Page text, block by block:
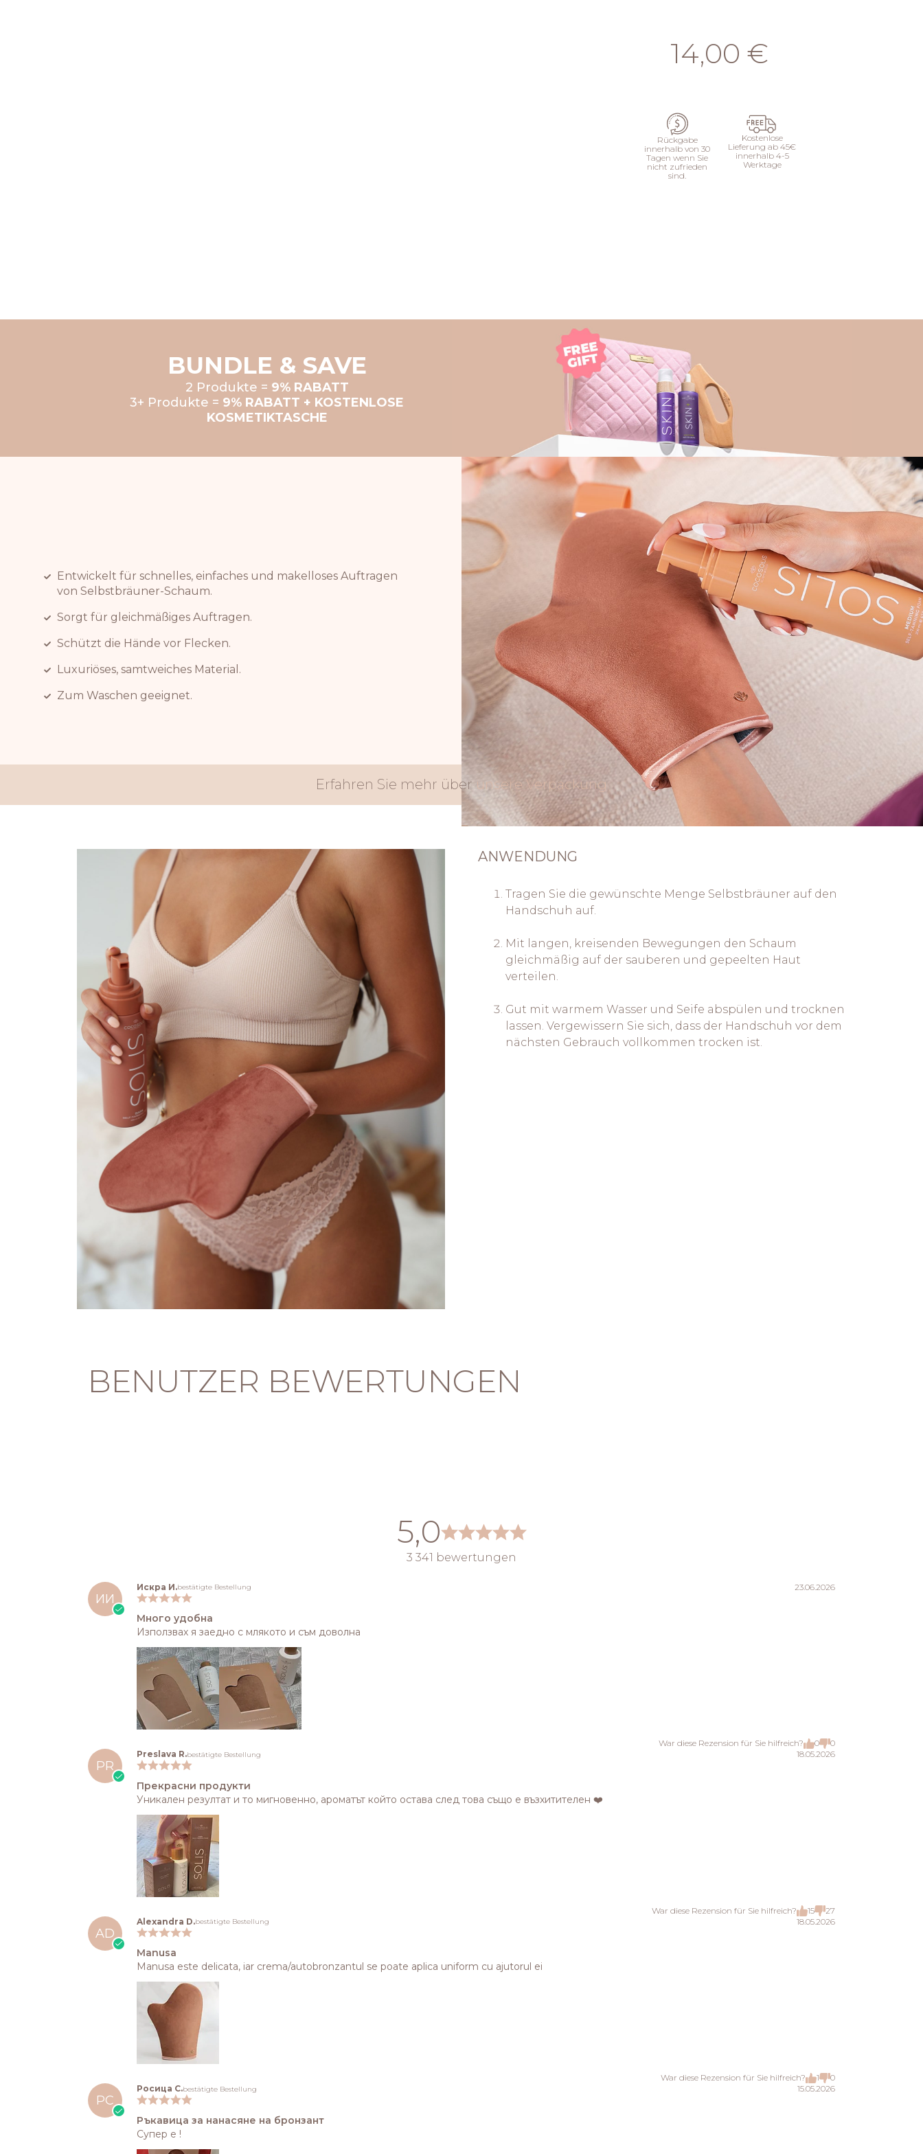
14,00 €
Rückgabe
innerhalb von 30
Tagen wenn Sie
nicht zufrieden
sind.
Kostenlose
Lieferung ab 45€
innerhalb 4-5
Werktage
BUNDLE & SAVE
2 Produkte = 9% RABATT
3+ Produkte = 9% RABATT + KOSTENLOSE
KOSMETIKTASCHE
Entwickelt für schnelles, einfaches und makelloses Auftragen
von Selbstbräuner-Schaum.
Sorgt für gleichmäßiges Auftragen.
Schützt die Hände vor Flecken.
Luxuriöses, samtweiches Material.
Zum Waschen geeignet.
Erfahren Sie mehr über unsere Verpackung
ANWENDUNG
Tragen Sie die gewünschte Menge Selbstbräuner auf den
Handschuh auf.
Mit langen, kreisenden Bewegungen den Schaum
gleichmäßig auf der sauberen und gepeelten Haut
verteilen.
Gut mit warmem Wasser und Seife abspülen und trocknen
lassen. Vergewissern Sie sich, dass der Handschuh vor dem
nächsten Gebrauch vollkommen trocken ist.
BENUTZER BEWERTUNGEN
5,0
3 341 bewertungen
ИИ
Искра И.bestätigte Bestellung 23.06.2026
Много удобна
Използвах я заедно с млякото и съм доволна
War diese Rezension für Sie hilfreich? 0 0
PR
Preslava R.bestätigte Bestellung 18.05.2026
Прекрасни продукти
Уникален резултат и то мигновенно, ароматът който остава след това също е възхитителен ❤️
War diese Rezension für Sie hilfreich? 15 27
AD
Alexandra D.bestätigte Bestellung 18.05.2026
Manusa
Manusa este delicata, iar crema/autobronzantul se poate aplica uniform cu ajutorul ei
War diese Rezension für Sie hilfreich? 1 0
РС
Росица С.bestätigte Bestellung 15.05.2026
Ръкавица за нанасяне на бронзант
Супер е !